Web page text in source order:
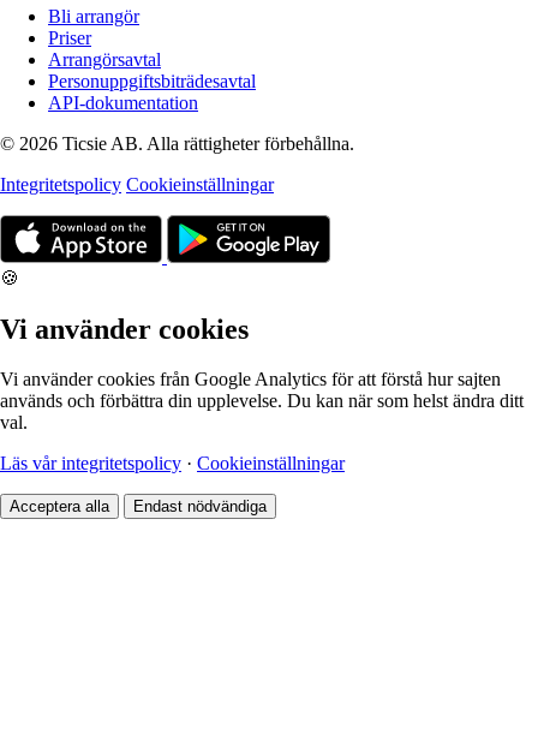
Bli arrangör
Priser
Arrangörsavtal
Personuppgiftsbiträdesavtal
API-dokumentation
© 2026 Ticsie AB. Alla rättigheter förbehållna.
Integritetspolicy Cookieinställningar
🍪
Vi använder cookies
Vi använder cookies från Google Analytics för att förstå hur sajten
används och förbättra din upplevelse. Du kan när som helst ändra ditt
val.
Läs vår integritetspolicy · Cookieinställningar
Acceptera alla Endast nödvändiga